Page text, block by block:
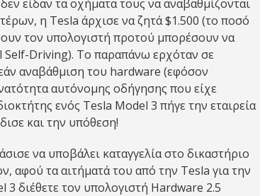
είδαν τα οχήματα τους να αναβαθμίζονται
η Tesla άρχισε να ζητά $1.500 (το ποσό
τον υπολογιστή προτού μπορέσουν να
Self-Driving). Το παραπάνω ερχόταν σε
αναβάθμιση του hardware (εφόσον
αυτόνομης οδήγησης που είχε
ενός Tesla Model 3 πήγε την εταιρεία
και την υπόθεση!
να υποβάλει καταγγελία στο δικαστήριο
αφού τα αιτήματά του από την Tesla για την
διέθετε τον υπολογιστή Hardware 2.5